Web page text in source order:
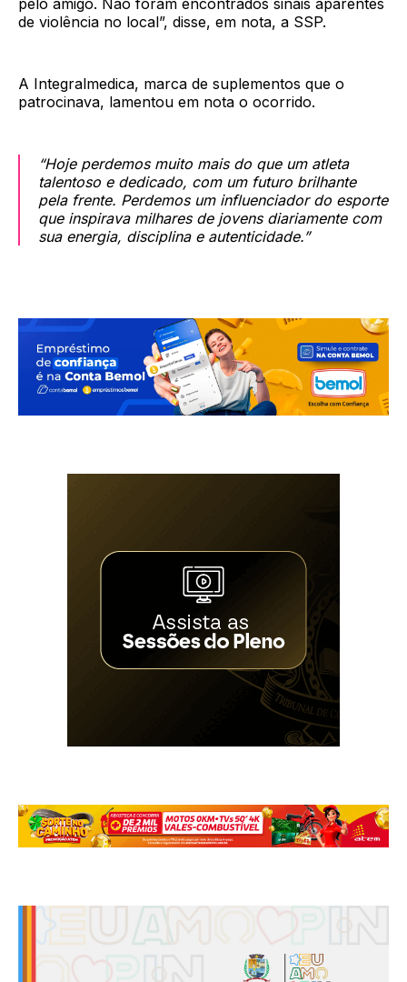
pelo amigo. Não foram encontrados sinais aparentes
de violência no local”, disse, em nota, a SSP.
A Integralmedica, marca de suplementos que o
patrocinava, lamentou em nota o ocorrido.
“Hoje perdemos muito mais do que um atleta
talentoso e dedicado, com um futuro brilhante
pela frente. Perdemos um influenciador do esporte
que inspirava milhares de jovens diariamente com
sua energia, disciplina e autenticidade.”